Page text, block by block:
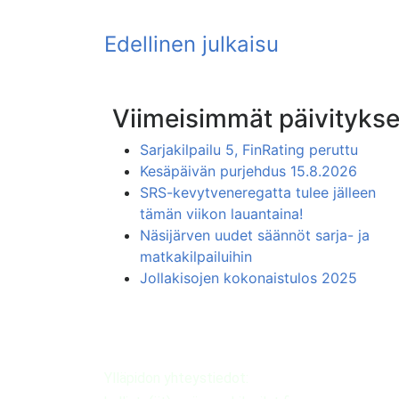
Viimeisimmät
Sarjakilpailu 5, FinRating peruttu
Kesäpäivän purjehdus 15.8.2026
SRS-kevytveneregatta tulee jälleen
tämän viikon lauantaina!
Näsijärven uudet säännöt sarja- ja
matkakilpailuihin
Jollakisojen kokonaistulos 2025